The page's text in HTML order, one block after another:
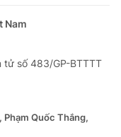
Nam
tử số 483/GP-BTTTT
Quốc Thắng,